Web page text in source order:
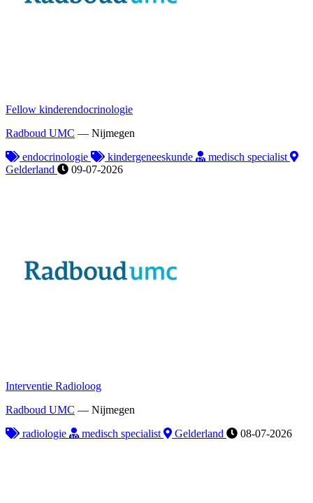
Fellow kinderendocrinologie
Radboud UMC — Nijmegen
endocrinologie
kindergeneeskunde
medisch specialist
Gelderland
09-07-2026
Interventie Radioloog
Radboud UMC — Nijmegen
radiologie
medisch specialist Gelderland 08-07-2026